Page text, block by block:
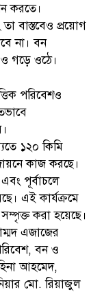
করতে।
বাস্তবেও প্রয়োগ
না। বন
গড়ে ওঠে।
পরিবেশও
১২০ কিমি
কাজ করছে।
পূর্বাচলে
এই কার্যক্রমে
করা হয়েছে।
এজাজের
বন ও
আহমেদ,
মো. রিয়াজুল